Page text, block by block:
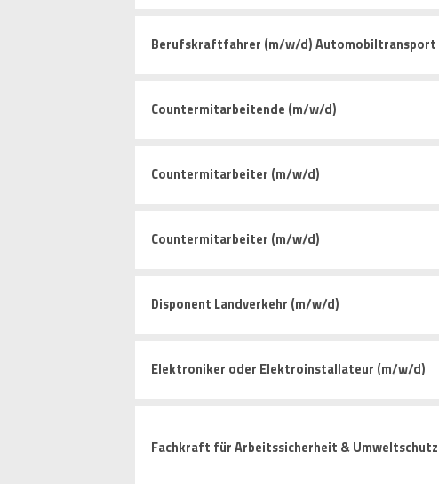
Berufskraftfahrer (m/w/d) Automobiltransport
Countermitarbeitende (m/w/d)
Countermitarbeiter (m/w/d)
Countermitarbeiter (m/w/d)
Disponent Landverkehr (m/w/d)
Elektroniker oder Elektroinstallateur (m/w/d)
Fachkraft für Arbeitssicherheit & Umweltschutz